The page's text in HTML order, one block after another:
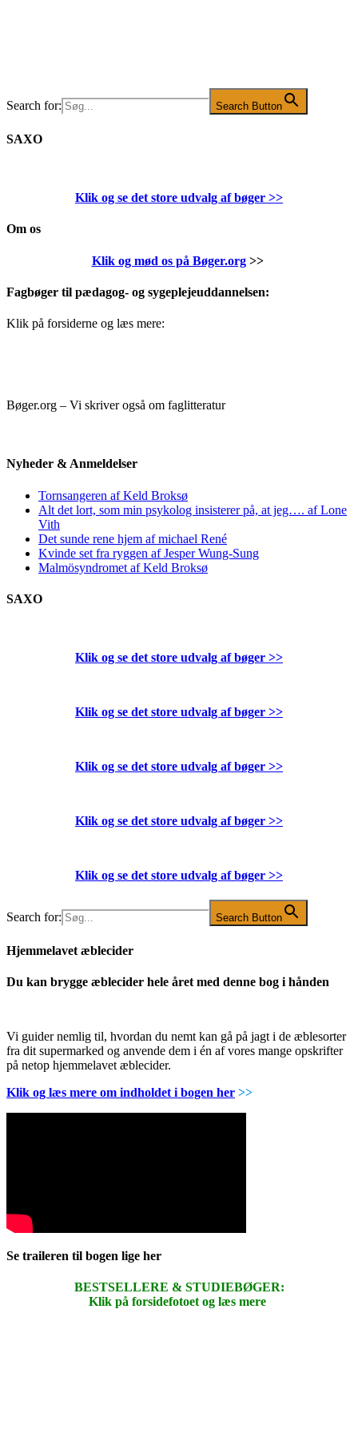
Search for: Search Button
SAXO
Klik og se det store udvalg af bøger >>
Om os
Klik og mød os på Bøger.org>>
Fagbøger til pædagog- og sygeplejeuddannelsen:
Klik på forsiderne og læs mere:
Bøger.org – Vi skriver også om faglitteratur
Nyheder & Anmeldelser
Tornsangeren af Keld Broksø
Alt det lort, som min psykolog insisterer på, at jeg…. af Lone
Vith
Det sunde rene hjem af michael René
Kvinde set fra ryggen af Jesper Wung-Sung
Malmösyndromet af Keld Broksø
SAXO
Klik og se det store udvalg af bøger >>
Klik og se det store udvalg af bøger >>
Klik og se det store udvalg af bøger >>
Klik og se det store udvalg af bøger >>
Klik og se det store udvalg af bøger >>
Search for: Search Button
Hjemmelavet æblecider
Du kan brygge æblecider hele året med denne bog i hånden
Vi guider nemlig til, hvordan du nemt kan gå på jagt i de æblesorter
fra dit supermarked og anvende dem i én af vores mange opskrifter
på netop hjemmelavet æblecider.
Klik og læs mere om indholdet i bogen her >>
Se traileren til bogen lige her
BESTSELLERE & STUDIEBØGER:
Klik på forsidefotoet og læs mere